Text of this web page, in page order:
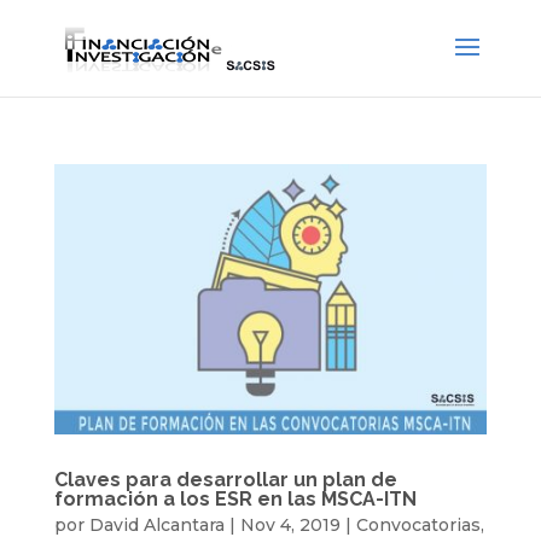
Claves para desarrollar un plan de
formación a los ESR en las MSCA-ITN
por David Alcantara | Nov 4, 2019 | Convocatorias,